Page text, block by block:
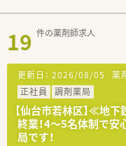
19 件の薬剤師求人
更新日： 2026/08/05 薬
正社員
調剤薬局
【仙台市若林区】≪地
終業！4～5名体制で
局です！